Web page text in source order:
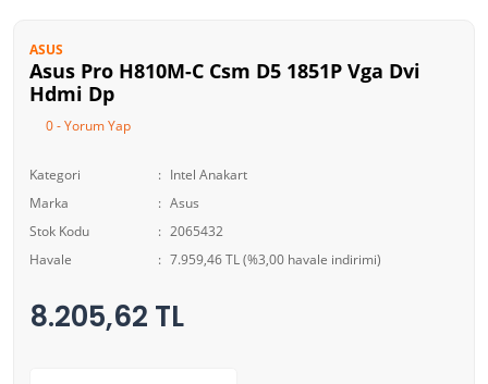
ASUS
Asus Pro H810M-C Csm D5 1851P Vga Dvi
Hdmi Dp
0 - Yorum Yap
Kategori
Intel Anakart
Marka
Asus
Stok Kodu
2065432
Havale
7.959,46 TL (%3,00 havale indirimi)
8.205,62 TL